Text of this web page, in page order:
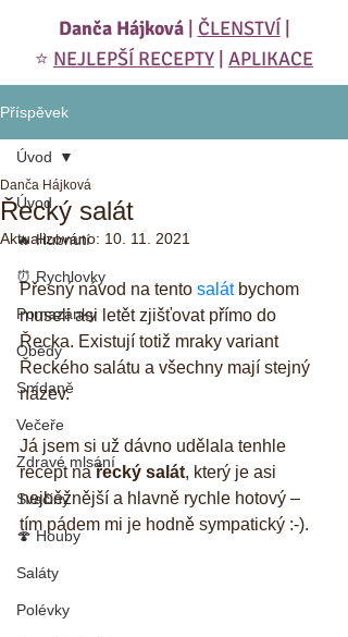
Danča Hájková| ČLENSTVÍ
⭐️ NEJLEPŠÍ RECEPTY APLIKACE
Příspěvek
Úvod
🔥 Hubnutí
⏰ Rychlovky
Pomazánky
Obědy
Snídaně
Večeře
Zdravé mlsání
Svačiny
🍄 Houby
Saláty
Polévky
Úvod
Řecký salát
Danča Hájková
Aktualizováno: 10. 11. 2021
Přesný návod na tento salát bychom
museli asi letět zjišťovat přímo do
Řecka. Existují totiž mraky variant
Řeckého salátu a všechny mají stejný
název.
Já jsem si už dávno udělala tenhle
recept na řecký salát, který je asi
nejběžnější a hlavně rychle hotový –
tím pádem mi je hodně sympatický :-).